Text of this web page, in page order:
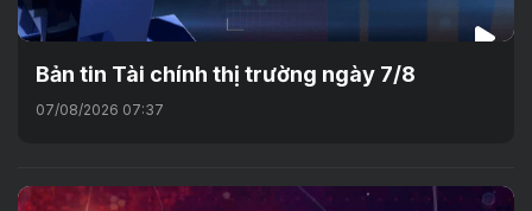
Bản tin Tài chính thị trường ngày 7/8
07/08/2026 07:37